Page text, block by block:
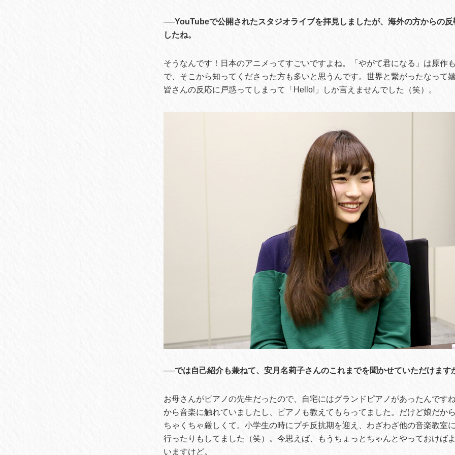
──YouTubeで公開されたスタジオライブを拝見しましたが、海外の方からの
したね。
そうなんです！日本のアニメってすごいですよね。「やがて君になる」は原作
で、そこから知ってくださった方も多いと思うんです。世界と繋がったなって
皆さんの反応に戸惑ってしまって「Hello!」しか言えませんでした（笑）。
──では自己紹介も兼ねて、安月名莉子さんのこれまでを聞かせていただけます
お母さんがピアノの先生だったので、自宅にはグランドピアノがあったんです
から音楽に触れていましたし、ピアノも教えてもらってました。だけど娘だか
ちゃくちゃ厳しくて。小学生の時にプチ反抗期を迎え、わざわざ他の音楽教室
行ったりもしてました（笑）。今思えば、もうちょっとちゃんとやっておけば
いますけど。